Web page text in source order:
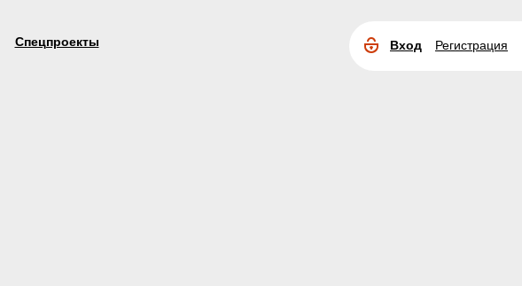
Спецпроекты Вход
Регистрация